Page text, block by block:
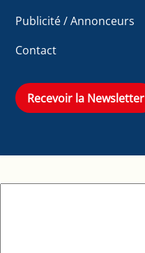
Publicité / Annonceurs
Contact
Recevoir la Newsletter